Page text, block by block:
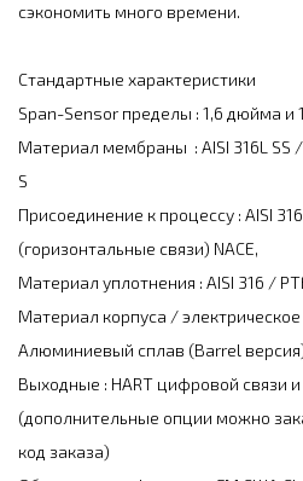
сэкономить много времени.
Стандартные характеристики
Span-Sensor пределы : 1,6 дюйма и
Материал мембраны : AISI 316L SS
S
Присоединение к процессу : AISI
(горизонтальные связи) NACE,
Материал уплотнения : AISI 316 /
Материал корпуса /
Алюминиевый сплав (Barrel
Выходные : HART цифровой связи
(дополнительные опции можно
код заказа)